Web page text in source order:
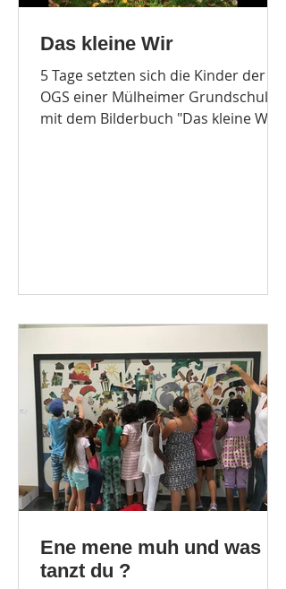
Das kleine Wir
5 Tage setzten sich die Kinder der
OGS einer Mülheimer Grundschule
mit dem Bilderbuch "Das kleine WIR"
Ene mene muh und was
tanzt du ?